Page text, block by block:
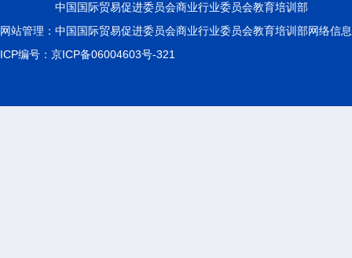
中国国际贸易促进委员会商业行业委员会教育培训部
网站管理：中国国际贸易促进委员会商业行业委员会教育培训部网络信
ICP编号：京ICP备06004603号-321